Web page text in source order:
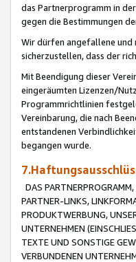
das Partnerprogramm in
gegen die Bestimmungen
Wir dürfen angefallene und
sicherzustellen, dass der
Mit Beendigung dieser
eingeräumten Lizenzen/
Programmrichtlinien
Vereinbarung, die nach
entstandenen
begangen wurde.
DAS
PARTNER-LINKS,
PRODUKTWERBUNG,
UNTERNEHMEN
TEXTE UND SONSTIGE
VERBUNDENEN